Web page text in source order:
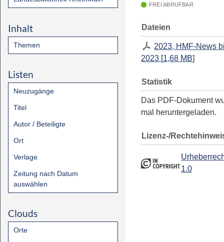
Inhalt
Themen
Listen
Neuzugänge
Titel
Autor / Beteiligte
Ort
Verlage
Zeitung nach Datum
auswählen
Clouds
Orte
FREI ABRUFBAR
Dateien
2023, HMF-News
2023 [1,68 MB]
Statistik
Das PDF-Dokument
mal heruntergeladen.
Lizenz-/
1.0